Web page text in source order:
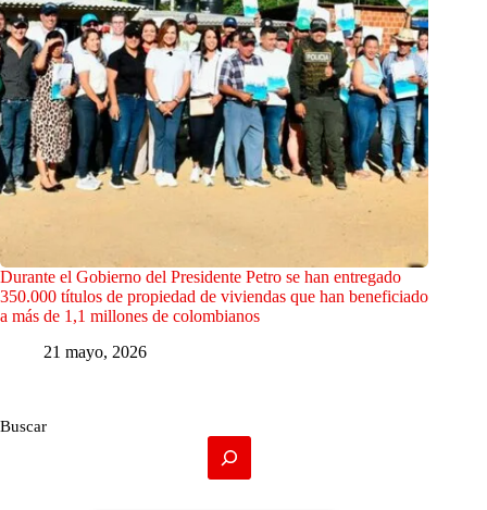
Durante el Gobierno del Presidente Petro se han entregado
350.000 títulos de propiedad de viviendas que han beneficiado
a más de 1,1 millones de colombianos
21 mayo, 2026
Buscar